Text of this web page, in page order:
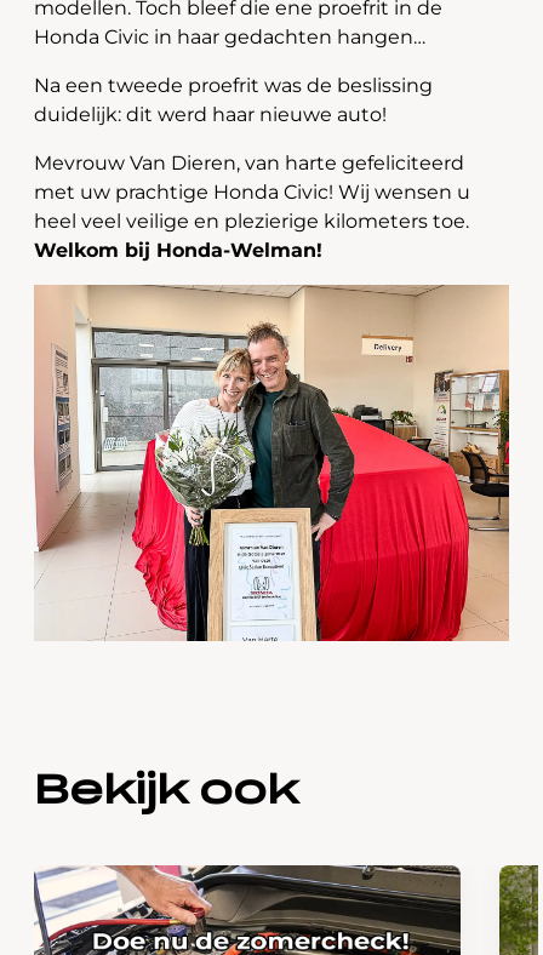
modellen. Toch bleef die ene proefrit in de
Honda Civic in haar gedachten hangen…
Na een tweede proefrit was de beslissing
duidelijk: dit werd haar nieuwe auto!
Mevrouw Van Dieren, van harte gefeliciteerd
met uw prachtige Honda Civic! Wij wensen u
heel veel veilige en plezierige kilometers toe.
Welkom bij Honda-Welman!
Bekijk ook